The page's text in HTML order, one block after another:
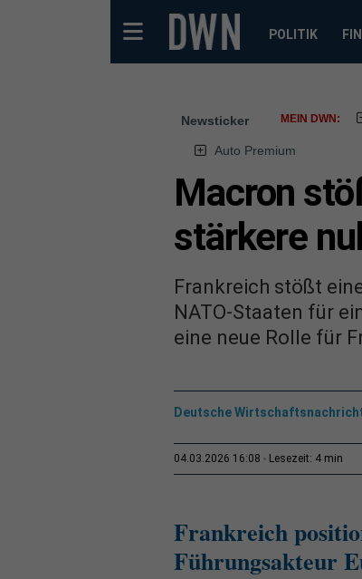
POLITIK
Newsticker MEIN DWN:
Auto Premium
Macron
stärkere
Frankreich stößt
NATO-Staaten für
eine neue Rolle für
Deutsche
04.03.2026 16:08 Lesezeit: 4 min
Frankreich
Führungsakteur